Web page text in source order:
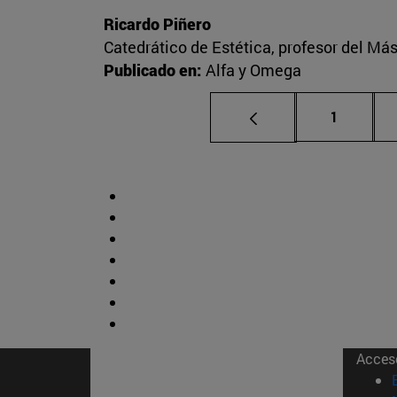
Ricardo Piñero
Catedrático de Estética, profesor del
Publicado en: Alfa y Omega
Página
1